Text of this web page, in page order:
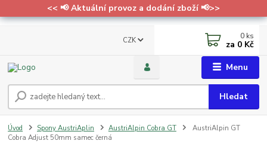
<< 📢 Aktuální provoz a dodání zboží 📢>>
Menu
CZK
Hledat
0 ks
za 0 Kč
Úvod Spony AustriAplin AustriAlpin Cobra GT
AustriAlpin GT
Cobra Adjust 50mm samec černá